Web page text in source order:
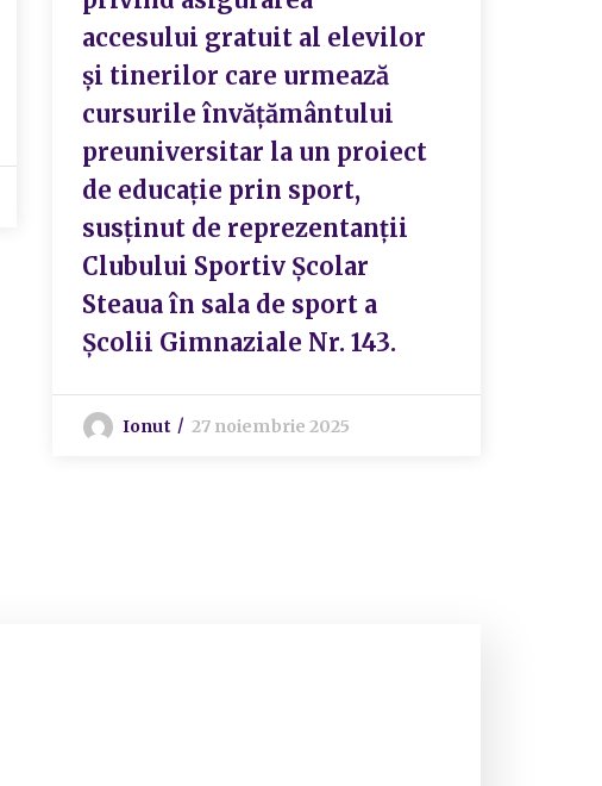
accesului gratuit al elevilor
şi tinerilor care urmează
cursurile învăţământului
preuniversitar la un proiect
de educație prin sport,
susținut de reprezentanții
Clubului Sportiv Școlar
Steaua în sala de sport a
Școlii Gimnaziale Nr. 143.
Ionut 27 noiembrie 2025